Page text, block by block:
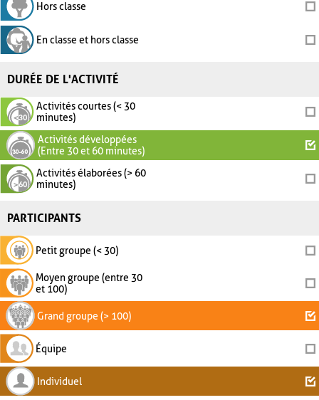
Hors classe
En classe et hors classe
DURÉE DE L'ACTIVITÉ
Activités courtes (< 30
minutes)
Activités développées
(Entre 30 et 60 minutes)
Activités élaborées (> 60
minutes)
PARTICIPANTS
Petit groupe (< 30)
Moyen groupe (entre 30
et 100)
Grand groupe (> 100)
Équipe
Individuel